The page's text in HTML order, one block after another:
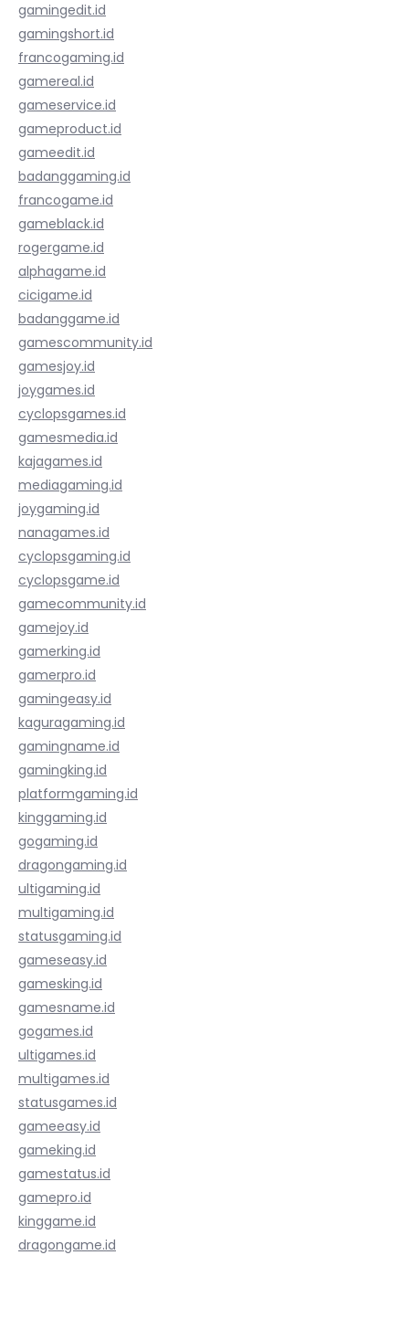
gamingedit.id
gamingshort.id
francogaming.id
gamereal.id
gameservice.id
gameproduct.id
gameedit.id
badanggaming.id
francogame.id
gameblack.id
rogergame.id
alphagame.id
cicigame.id
badanggame.id
gamescommunity.id
gamesjoy.id
joygames.id
cyclopsgames.id
gamesmedia.id
kajagames.id
mediagaming.id
joygaming.id
nanagames.id
cyclopsgaming.id
cyclopsgame.id
gamecommunity.id
gamejoy.id
gamerking.id
gamerpro.id
gamingeasy.id
kaguragaming.id
gamingname.id
gamingking.id
platformgaming.id
kinggaming.id
gogaming.id
dragongaming.id
ultigaming.id
multigaming.id
statusgaming.id
gameseasy.id
gamesking.id
gamesname.id
gogames.id
ultigames.id
multigames.id
statusgames.id
gameeasy.id
gameking.id
gamestatus.id
gamepro.id
kinggame.id
dragongame.id